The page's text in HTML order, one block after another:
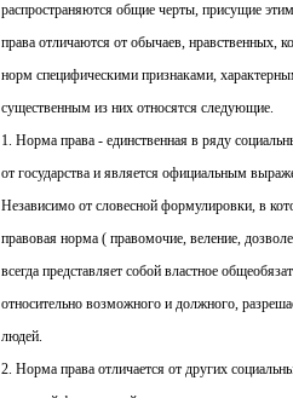
распространяются общие черты, присущие
права отличаются от обычаев, нравственных,
норм специфическими признаками,
существенным из них относятся следующие.
1. Норма права - единственная в ряду
от государства и является официальным
Независимо от словесной формулировки, в
правовая норма ( правомочие, веление,
всегда представляет собой властное
относительно возможного и должного,
людей.
2. Норма права отличается от других